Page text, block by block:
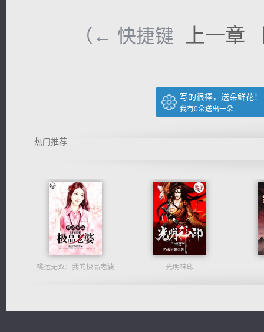
（← 快捷键 上一章
写的很棒，送朵鲜花！
我有0朵送出一朵
热门推荐
桃运无双：我的极品老婆 光明神印